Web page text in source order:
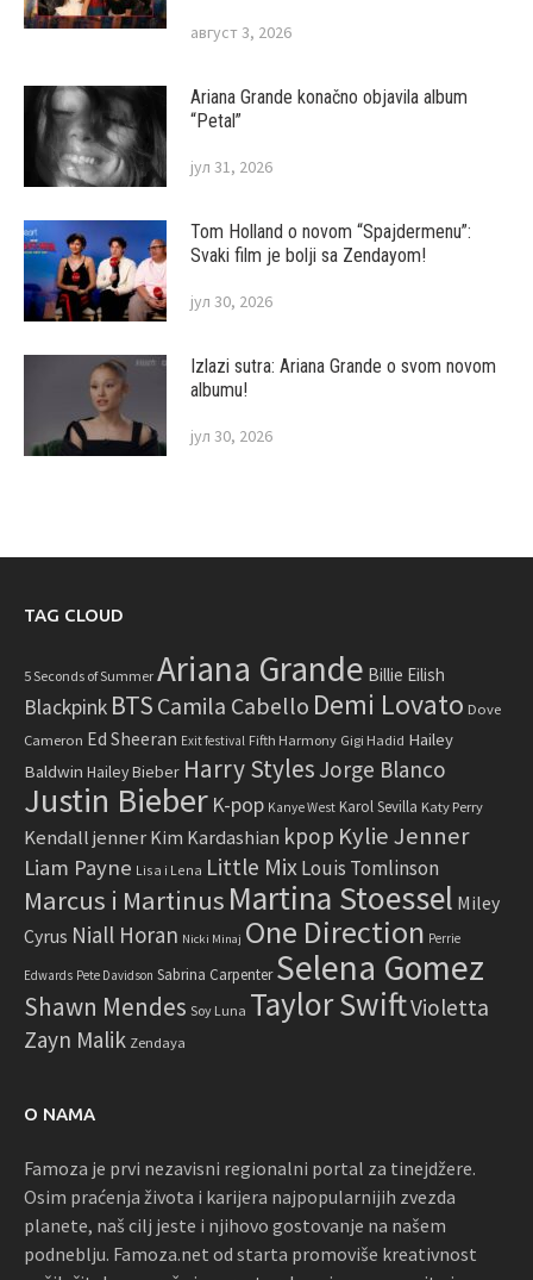
август 3, 2026
Ariana Grande konačno objavila album
“Petal”
јул 31, 2026
Tom Holland o novom “Spajdermenu”:
Svaki film je bolji sa Zendayom!
јул 30, 2026
Izlazi sutra: Ariana Grande o svom novom
albumu!
јул 30, 2026
TAG CLOUD
5 Seconds of Summer Ariana Grande Billie Eilish
Blackpink BTS Camila Cabello Demi Lovato Dove
Cameron Ed Sheeran Exit festival Fifth Harmony Gigi Hadid Hailey
Baldwin Hailey Bieber Harry Styles Jorge Blanco
Justin Bieber K-pop Kanye West Karol Sevilla Katy Perry
Kendall jenner Kim Kardashian kpop Kylie Jenner
Liam Payne Lisa i Lena Little MixLouis Tomlinson
Marcus i Martinus Martina Stoessel Miley
Cyrus Niall Horan Nicki Minaj One Direction Perrie
Edwards Pete Davidson Sabrina Carpenter Selena Gomez
Shawn Mendes Soy Luna Taylor SwiftVioletta
Zayn Malik Zendaya
O NAMA
Famoza je prvi nezavisni regionalni portal za tinejdžere.
Osim praćenja života i karijera najpopularnijih zvezda
planete, naš cilj jeste i njihovo gostovanje na našem
podneblju. Famoza.net od starta promoviše kreativnost